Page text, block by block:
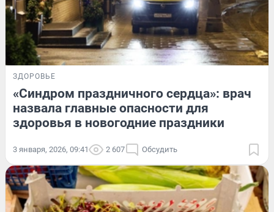
ЗДОРОВЬЕ
«Синдром праздничного сердца»: врач
назвала главные опасности для
здоровья в новогодние праздники
3 января, 2026, 09:41 2 607 Обсудить